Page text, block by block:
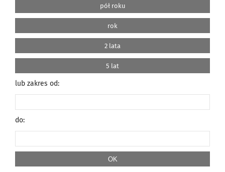
pół roku
rok
2 lata
5 lat
lub zakres od:
do: